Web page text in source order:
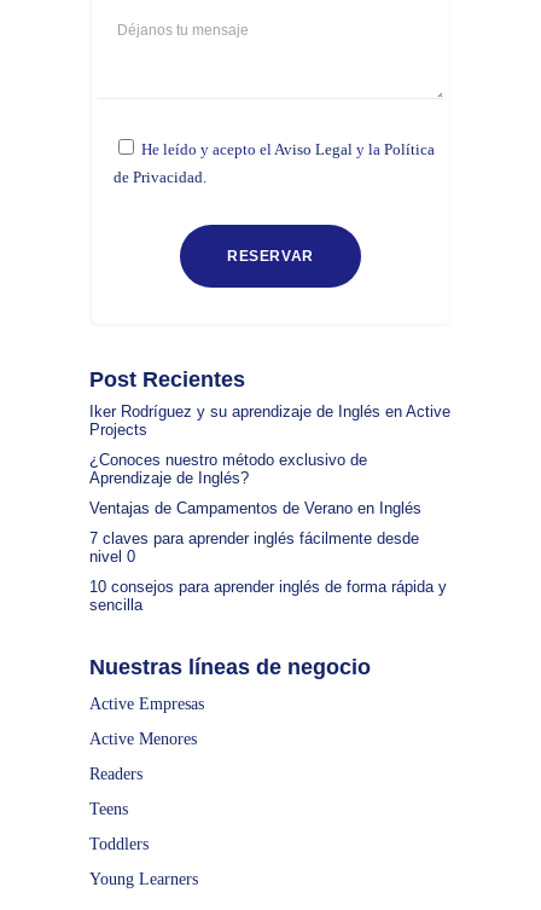
He leído y acepto elAviso Legal y la Política
de Privacidad.
Post Recientes
Iker Rodríguez y su aprendizaje de Inglés en Active
Projects
¿Conoces nuestro método exclusivo de
Aprendizaje de Inglés?
Ventajas de Campamentos de Verano en Inglés
7 claves para aprender inglés fácilmente desde
nivel 0
10 consejos para aprender inglés de forma rápida y
sencilla
Nuestras líneas de negocio
Active Empresas
Active Menores
Readers
Teens
Toddlers
Young Learners